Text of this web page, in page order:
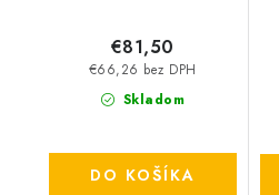
Skladom
€66,26 bez DPH
€81,50
DO KOŠÍKA